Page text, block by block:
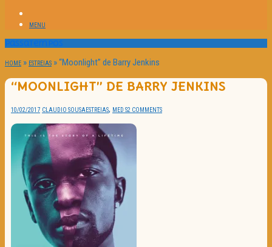
MENU
Passatempos
HOME » ESTREIAS »“Moonlight” de Barry Jenkins
“MOONLIGHT” DE BARRY JENKINS
10/02/2017 CLAUDIO SOUSAESTREIAS, MED S2 COMMENTS